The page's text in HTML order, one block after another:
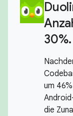
30%.
um
die